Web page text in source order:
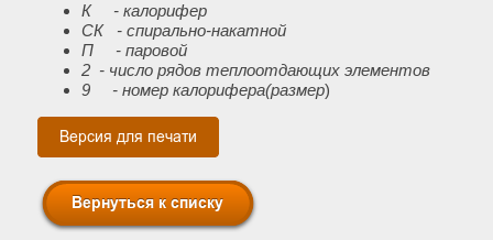
К - калорифер
СК - спирально-накатной
П - паровой
2 - число рядов теплоотдающих элементов
9 - номер калорифера(размер)